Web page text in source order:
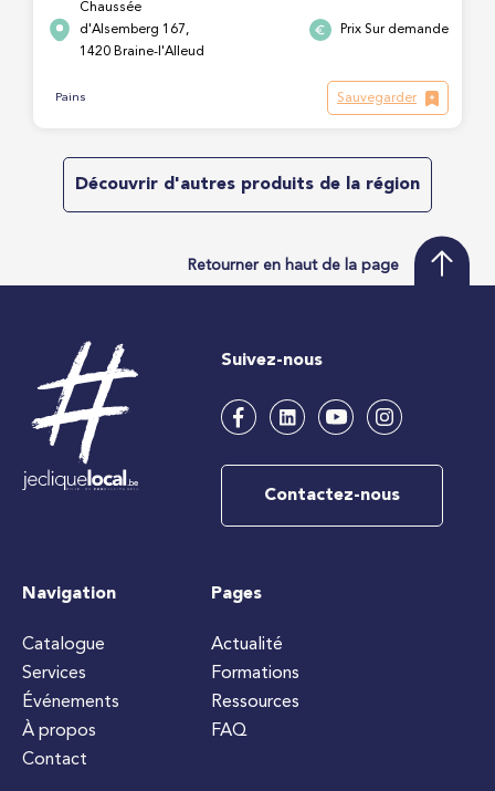
Chaussée
d'Alsemberg 167,
1420 Braine-l'Alleud
Prix Sur demande
Pains Sauvegarder
Découvrir d'autres produits de la région
Retourner en haut de la page
Suivez-nous
Contactez-nous
Navigation
Catalogue
Services
Événements
À propos
Contact
Pages
Actualité
Formations
Ressources
FAQ